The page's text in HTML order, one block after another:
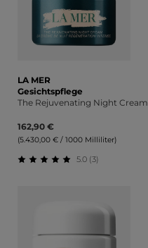
LA MER
Gesichtspflege
The Rejuvenating Night Cream
162,90 €
(5.430,00 € / 1000 Milliliter)
5.0 (3)